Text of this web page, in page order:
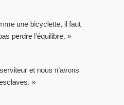
une bicyclette, il faut
perdre l’équilibre. »
et nous n’avons
»